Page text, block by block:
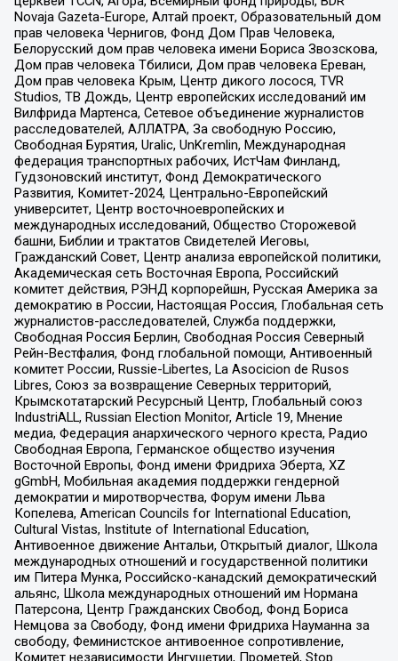
Novaja Gazeta-Europe, Алтай проект, Образовательный дом
прав человека Чернигов, Фонд Дом Прав Человека,
Белорусский дом прав человека имени Бориса Звозскова,
Дом прав человека Тбилиси, Дом прав человека Ереван,
Дом прав человека Крым, Центр дикого лосося, TVR
Studios, ТВ Дождь, Центр европейских исследований им
Вилфрида Мартенса, Сетевое объединение журналистов
расследователей, АЛЛАТРА, За свободную Россию,
Свободная Бурятия, Uralic, UnKremlin, Международная
федерация транспортных рабочих, ИстЧам Финланд,
Гудзоновский институт, Фонд Демократического
Развития, Комитет-2024, Центрально-Европейский
университет, Центр восточноевропейских и
международных исследований, Общество Сторожевой
башни, Библии и трактатов Свидетелей Иеговы,
Гражданский Совет, Центр анализа европейской политики,
Академическая сеть Восточная Европа, Российский
комитет действия, РЭНД корпорейшн, Русская Америка за
демократию в России, Настоящая Россия, Глобальная сеть
журналистов-расследователей, Служба поддержки,
Свободная Россия Берлин, Свободная Россия Северный
Рейн-Вестфалия, Фонд глобальной помощи, Антивоенный
комитет России, Russie-Libertes, La Asocicion de Rusos
Libres, Союз за возвращение Северных территорий,
Крымскотатарский Ресурсный Центр, Глобальный союз
IndustriALL, Russian Election Monitor, Article 19, Мнение
медиа, Федерация анархического черного креста, Радио
Свободная Европа, Германское общество изучения
Восточной Европы, Фонд имени Фридриха Эберта, XZ
gGmbH, Мобильная академия поддержки гендерной
демократии и миротворчества, Форум имени Льва
Копелева, American Councils for International Education,
Cultural Vistas, Institute of International Education,
Антивоенное движение Антальи, Открытый диалог, Школа
международных отношений и государственной политики
им Питера Мунка, Российско-канадский демократический
альянс, Школа международных отношений им Нормана
Патерсона, Центр Гражданских Свобод, Фонд Бориса
Немцова за Свободу, Фонд имени Фридриха Науманна за
свободу, Феминистское антивоенное сопротивление,
Комитет независимости Ингушетии, Прометей, Stop